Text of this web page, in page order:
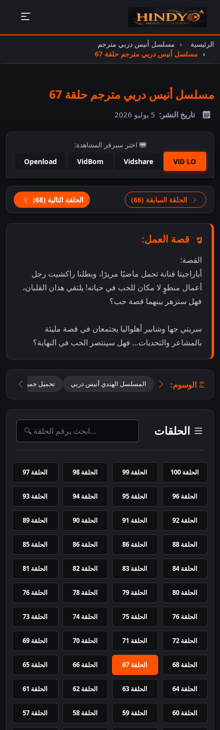
الرئيسية
مسلسل أنيس دربي مترجم
مسلسل أنيس دربي مترجم حلقة 67
مسلسل أنيس دربي مترجم حلقة 67
تاريخ النشر: 5 يوليو 2026
اختر سيرفر المشاهدة:
ViD LO
Vidshare
VidBom
Openload
اضغط للمشاهدة
الحلقة السابقة (66)
الحلقة التالية (68)
قصة العمل:
القصة:
أباراجيتا فنانة تحمل ماضيًا مريرًا، وبطلنا راكشيت رجل
أعمال منطوٍ لا مكان للحب في حياته! يلتقي هذان القلبان،
فهل ستزهر بينهما قصة حب؟
سريتي جها وشابير أهلواليا يجتمعان في قصة مليئة
بالمشاعر والتحديات… فهل سينتصر الحب في النهاية؟
الوسوم: المسلسل الهندي أنيس دربي تحميل جميع حلقات Oh Humnava – Tum Dena Saath Mera مترجمة
الحلقات
الحلقة 100 الحلقة 99 الحلقة 98 الحلقة 97
الحلقة 96 الحلقة 95 الحلقة 94 الحلقة 93
الحلقة 92 الحلقة 91 الحلقة 90 الحلقة 89
الحلقة 88 الحلقة 86 الحلقة 86 الحلقة 85
الحلقة 84 الحلقة 83 الحلقة 82 الحلقة 81
الحلقة 80 الحلقة 79 الحلقة 78 الحلقة 76
الحلقة 76 الحلقة 75 الحلقة 74 الحلقة 73
الحلقة 72 الحلقة 71 الحلقة 70 الحلقة 69
الحلقة 68 الحلقة 67 الحلقة 66 الحلقة 65
الحلقة 64 الحلقة 63 الحلقة 62 الحلقة 61
الحلقة 60 الحلقة 59 الحلقة 58 الحلقة 57